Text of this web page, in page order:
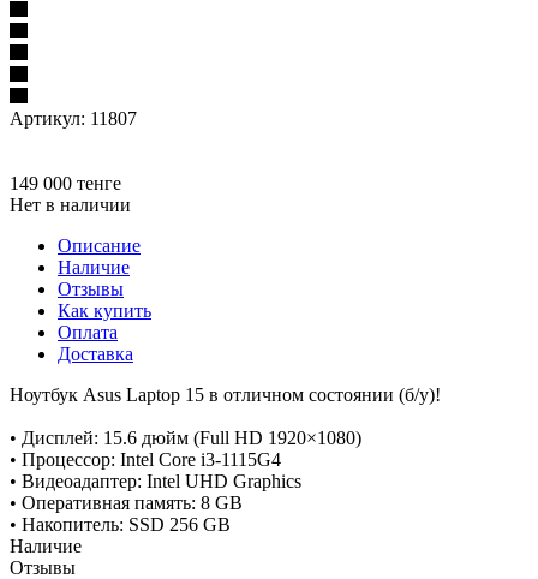
Артикул: 11807
149 000 тенге
Нет в наличии
Описание
Наличие
Отзывы
Как купить
Оплата
Доставка
Ноутбук Asus Laptop 15 в отличном состоянии (б/у)!
• Дисплей: 15.6 дюйм (Full HD 1920×1080)
• Процессор: Intel Core i3-1115G4
• Видеоадаптер: Intel UHD Graphics
• Оперативная память: 8 GB
• Накопитель: SSD 256 GB
Наличие
Отзывы